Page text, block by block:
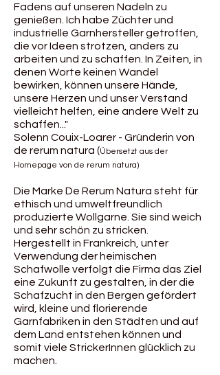
Fadens auf unseren Nadeln zu
genießen. Ich habe Züchter und
industrielle Garnhersteller getroffen,
die vor Ideen strotzen, anders zu
arbeiten und zu schaffen. In Zeiten, in
denen Worte keinen Wandel
bewirken, können unsere Hände,
unsere Herzen und unser Verstand
vielleicht helfen, eine andere Welt zu
schaffen..."
Solenn Couix-Loarer - Gründerin von
de rerum natura (Übersetzt aus der
Homepage von de rerum natura)
Die Marke De Rerum Natura steht für
ethisch und umweltfreundlich
produzierte Wollgarne. Sie sind weich
und sehr schön zu stricken.
Hergestellt in Frankreich, unter
Verwendung der heimischen
Schafwolle verfolgt die Firma das Ziel
eine Zukunft zu gestalten, in der die
Schafzucht in den Bergen gefördert
wird, kleine und florierende
Garnfabriken in den Städten und auf
dem Land entstehen können und
somit viele StrickerInnen glücklich zu
machen.